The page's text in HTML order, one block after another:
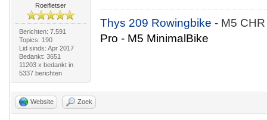
Roeifietser
Berichten: 7.591
Topics: 190
Lid sinds: Apr 2017
Bedankt: 3651
11203 x bedankt in
5337 berichten
Thys 209 Rowingbike- M5
Pro - M5 MinimalBike
Website Zoek